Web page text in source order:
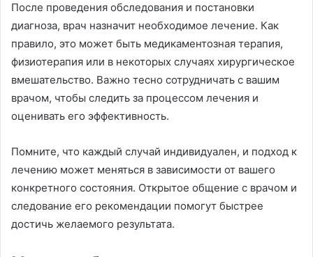
После проведения обследования и постановки
диагноза, врач назначит необходимое лечение. Как
правило, это может быть медикаментозная терапия,
физиотерапия или в некоторых случаях хирургическое
вмешательство. Важно тесно сотрудничать с вашим
врачом, чтобы следить за процессом лечения и
оценивать его эффективность.
Помните, что каждый случай индивидуален, и подход к
лечению может меняться в зависимости от вашего
конкретного состояния. Открытое общение с врачом и
следование его рекомендации помогут быстрее
достичь желаемого результата.